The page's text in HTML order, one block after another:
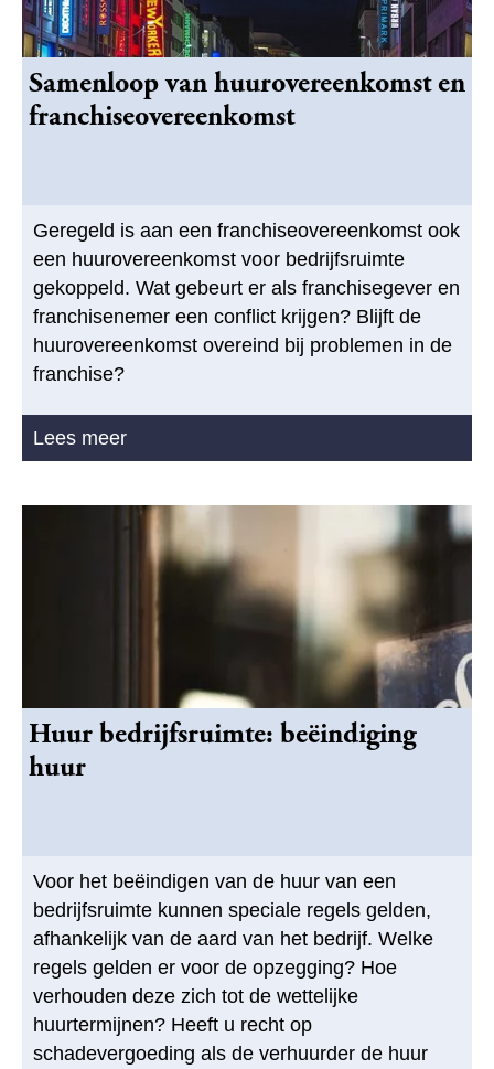
Samenloop van huurovereenkomst en
franchiseovereenkomst
Geregeld is aan een franchiseovereenkomst ook
een huurovereenkomst voor bedrijfsruimte
gekoppeld. Wat gebeurt er als franchisegever en
franchisenemer een conflict krijgen? Blijft de
huurovereenkomst overeind bij problemen in de
franchise?
Lees meer
Huur bedrijfsruimte: beëindiging
huur
Voor het beëindigen van de huur van een
bedrijfsruimte kunnen speciale regels gelden,
afhankelijk van de aard van het bedrijf. Welke
regels gelden er voor de opzegging? Hoe
verhouden deze zich tot de wettelijke
huurtermijnen? Heeft u recht op
schadevergoeding als de verhuurder de huur